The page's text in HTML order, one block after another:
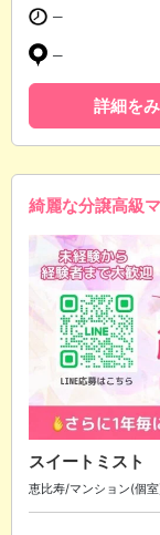
─
─
詳細を
綺麗な分譲高級
スイートミスト
恵比寿/マンション(個